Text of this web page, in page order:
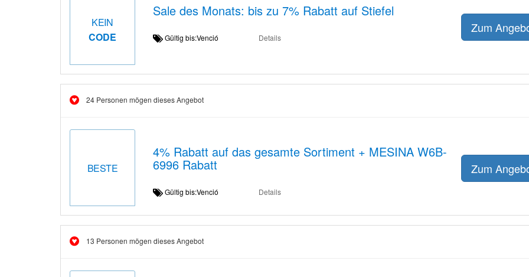
KEIN
CODE
Sale des Monats: bis zu 7% Rabatt auf Stiefel
Gültig bis:Venció Details
Zum
24 Personen mögen dieses Angebot
BESTE
4% Rabatt auf das gesamte Sortiment + MESINA W6B-
6996 Rabatt
Gültig bis:Venció Details
Zum
13 Personen mögen dieses Angebot